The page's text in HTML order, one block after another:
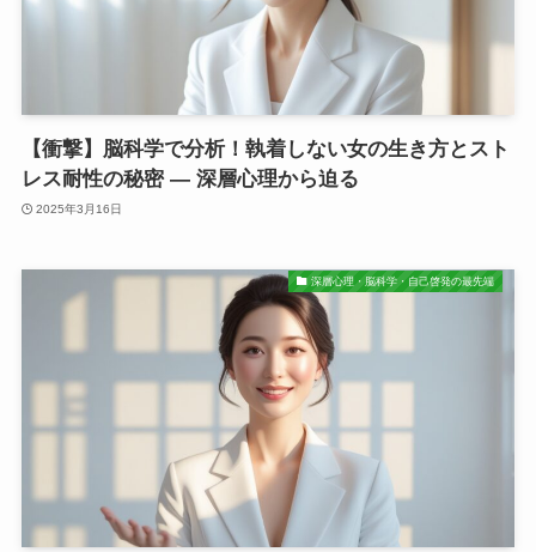
【衝撃】脳科学で分析！執着しない女の生き方とスト
レス耐性の秘密 ― 深層心理から迫る
2025年3月16日
深層心理・脳科学・自己啓発の最先端